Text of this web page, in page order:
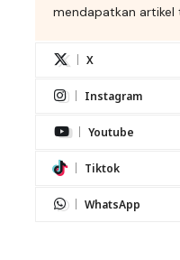
mendapatkan artikel
X
Instagram
Youtube
Tiktok
WhatsApp